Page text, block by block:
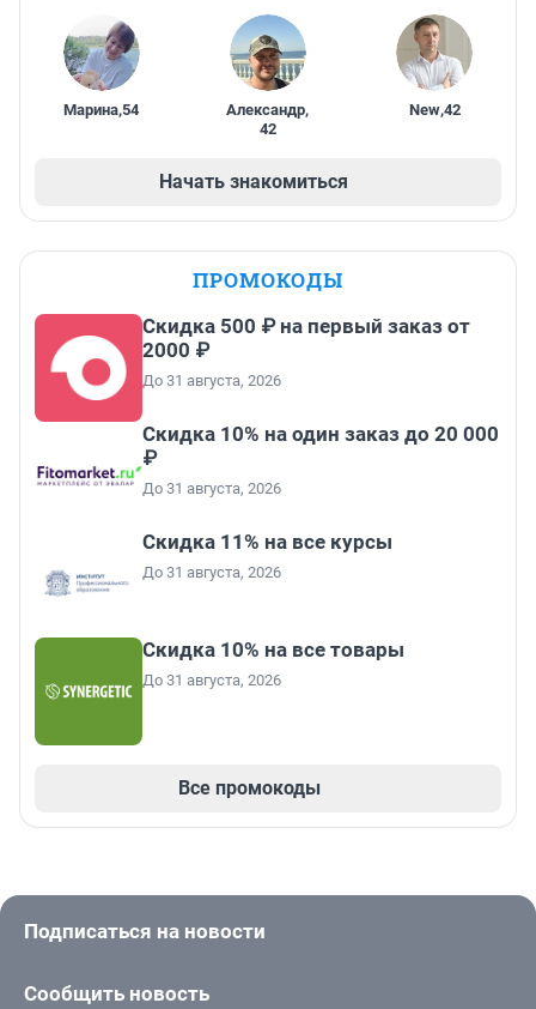
Марина,54 Александр,
42
New,42
Начать знакомиться
ПРОМОКОДЫ
Скидка 500 ₽ на первый заказ от
2000 ₽
До 31 августа, 2026
Скидка 10% на один заказ до 20 000
₽
До 31 августа, 2026
Скидка 11% на все курсы
До 31 августа, 2026
Скидка 10% на все товары
До 31 августа, 2026
Все промокоды
Подписаться на новости
Сообщить новость